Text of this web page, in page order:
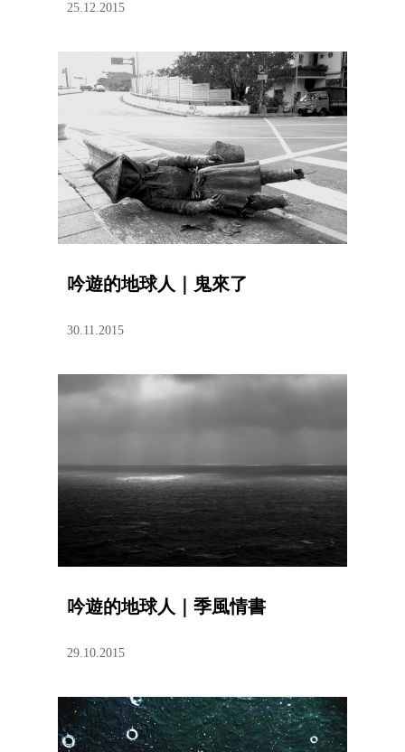
25.12.2015
吟遊的地球人｜鬼來了
30.11.2015
吟遊的地球人｜季風情書
29.10.2015